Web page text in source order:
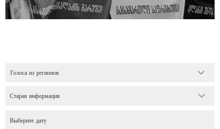
Голоса из регионов
Старая информация